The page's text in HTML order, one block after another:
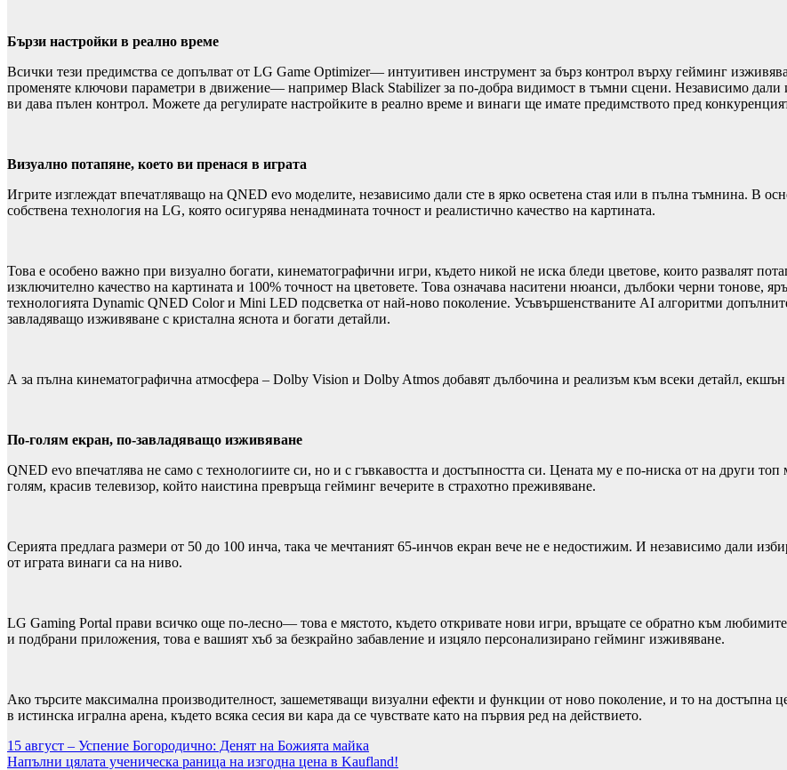
Бързи настройки в реално време
Всички тези предимства се допълват от LG Game Optimizer— интуитивен инструмент за бърз контрол върху гейминг
променяте ключови параметри в движение— например Black Stabilizer за по-добра видимост в тъмни сцени. Независимо дали
ви дава пълен контрол. Можете да регулирате настройките в реално време и винаги ще имате предимството пред
Визуално потапяне, което ви пренася в играта
Игрите изглеждат впечатляващо на QNED evo моделите, независимо дали сте в ярко осветена стая или в пълна тъмнина. В
собствена технология на LG, която осигурява ненадмината точност и реалистично качество на картината.
Това е особено важно при визуално богати, кинематографични игри, където никой не иска бледи цветове, които развалят
изключително качество на картината и 100% точност на цветовете. Това означава наситени нюанси, дълбоки черни тонове,
технологията Dynamic QNED Color и Mini LED подсветка от най-ново поколение. Усъвършенстваните AI алгоритми
завладяващо изживяване с кристална яснота и богати детайли.
А за пълна кинематографична атмосфера – Dolby Vision и Dolby Atmos добавят дълбочина и реализъм към всеки детайл,
По-голям екран, по-завладяващо изживяване
QNED evo впечатлява не само с технологиите си, но и с гъвкавостта и достъпността си. Цената му е по-ниска от на други топ
голям, красив телевизор, който наистина превръща гейминг вечерите в страхотно преживяване.
Серията предлага размери от 50 до 100 инча, така че мечтаният 65-инчов екран вече не е недостижим. И независимо дали
от играта винаги са на ниво.
LG Gaming Portal прави всичко още по-лесно— това е мястото, където откривате нови игри, връщате се обратно към
и подбрани приложения, това е вашият хъб за безкрайно забавление и изцяло персонализирано гейминг изживяване.
Ако търсите максимална производителност, зашеметяващи визуални ефекти и функции от ново поколение, и то на
в истинска игрална арена, където всяка сесия ви кара да се чувствате като на първия ред на действието.
Навигация
15 август – Успение Богородично: Денят на Божията майка
Напълни цялата ученическа раница на изгодна цена в Kaufland!